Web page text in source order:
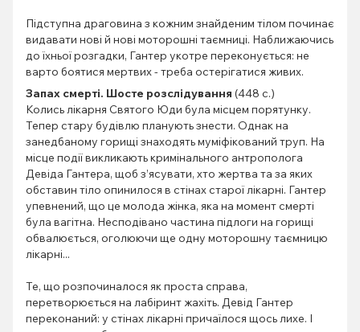
Підступна драговина з кожним знайденим тілом починає
видавати нові й нові моторошні таємниці. Наближаючись
до їхньої розгадки, Гантер укотре переконується: не
варто боятися мертвих - треба остерігатися живих.
Запах смерті. Шосте розслідування (448 с.)
Колись лікарня Святого Юди була місцем порятунку.
Тепер стару будівлю планують знести. Однак на
занедбаному горищі знаходять муміфікований труп. На
місце події викликають кримінального антрополога
Девіда Гантера, щоб з’ясувати, хто жертва та за яких
обставин тіло опинилося в стінах старої лікарні. Гантер
упевнений, що це молода жінка, яка на момент смерті
була вагітна. Несподівано частина підлоги на горищі
обвалюється, оголюючи ще одну моторошну таємницю
лікарні...
Те, що розпочиналося як проста справа,
перетворюється на лабіринт жахіть. Девід Гантер
переконаний: у стінах лікарні причаїлося щось лихе. І